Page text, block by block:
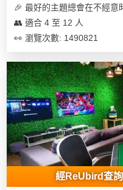
及
產
品
類
Party
Room
到
會
活
動
類
型
🎉 最好的主題總會在不經意
👥 適合 4 至 12 人
👀 瀏覽次數: 1490821
經ReUbird查